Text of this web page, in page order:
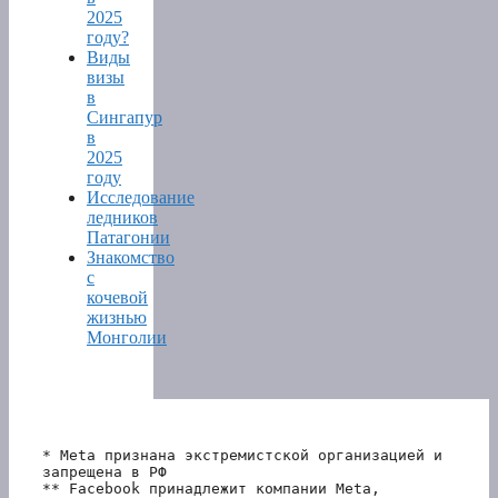
2025
году?
Виды
визы
в
Сингапур
в
2025
году
Исследование
ледников
Патагонии
Знакомство
с
кочевой
жизнью
Монголии
* Meta признана экстремистской организацией и
запрещена в РФ
** Facebook принадлежит компании Meta,